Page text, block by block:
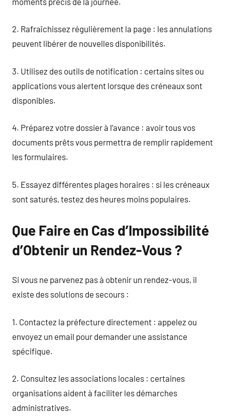
2. Rafraîchissez régulièrement la page : les annulations
peuvent libérer de nouvelles disponibilités.
3. Utilisez des outils de notification : certains sites ou
applications vous alertent lorsque des créneaux sont
disponibles.
4. Préparez votre dossier à l’avance : avoir tous vos
documents prêts vous permettra de remplir rapidement
les formulaires.
5. Essayez différentes plages horaires : si les créneaux
sont saturés, testez des heures moins populaires.
Que Faire en Cas d’Impossibilité
d’Obtenir un Rendez-Vous ?
Si vous ne parvenez pas à obtenir un rendez-vous, il
existe des solutions de secours :
1. Contactez la préfecture directement : appelez ou
envoyez un email pour demander une assistance
spécifique.
2. Consultez les associations locales : certaines
organisations aident à faciliter les démarches
administratives.